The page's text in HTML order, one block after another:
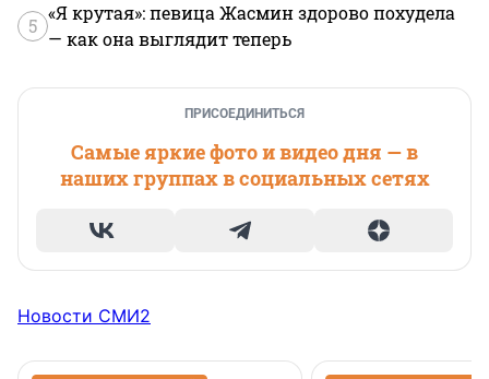
5
«Я крутая»: певица Жасмин здорово похудела
— как она выглядит теперь
ПРИСОЕДИНИТЬСЯ
Самые яркие фото и видео дня — в
наших группах в социальных сетях
Новости СМИ2